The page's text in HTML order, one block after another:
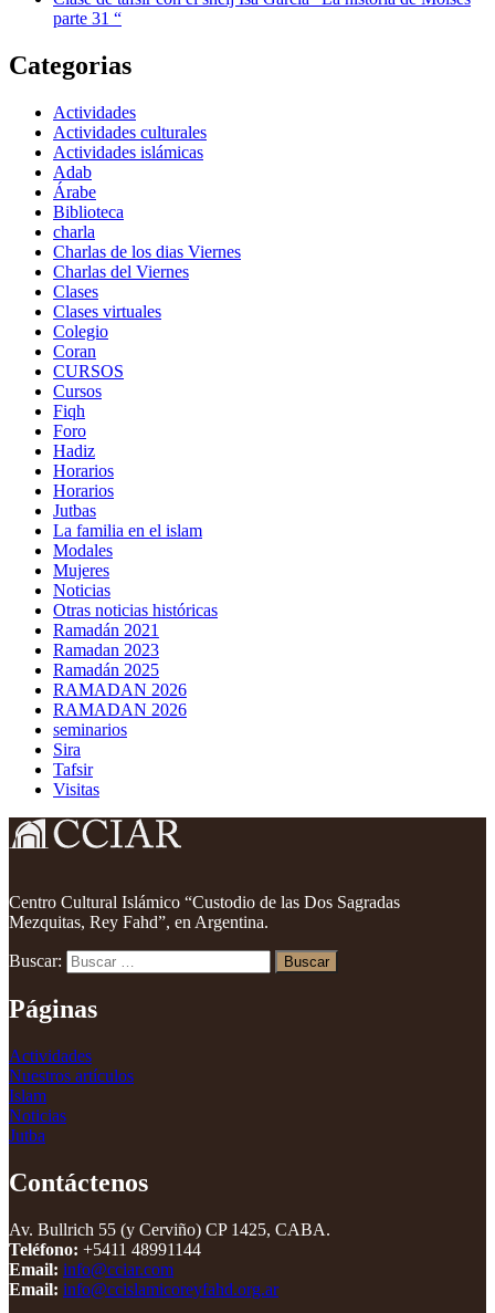
parte 31 “
Categorias
Actividades
Actividades culturales
Actividades islámicas
Adab
Árabe
Biblioteca
charla
Charlas de los dias Viernes
Charlas del Viernes
Clases
Clases virtuales
Colegio
Coran
CURSOS
Cursos
Fiqh
Foro
Hadiz
Horarios
Horarios
Jutbas
La familia en el islam
Modales
Mujeres
Noticias
Otras noticias históricas
Ramadán 2021
Ramadan 2023
Ramadán 2025
RAMADAN 2026
RAMADAN 2026
seminarios
Sira
Tafsir
Visitas
Centro Cultural Islámico “Custodio de las Dos Sagradas
Mezquitas, Rey Fahd”, en Argentina.
Buscar:
Páginas
Actividades
Nuestros artículos
Islam
Noticias
Jutba
Contáctenos
Av. Bullrich 55 (y Cerviño) CP 1425, CABA.
Teléfono: +5411 48991144
Email: info@cciar.com
Email: info@ccislamicoreyfahd.org.ar